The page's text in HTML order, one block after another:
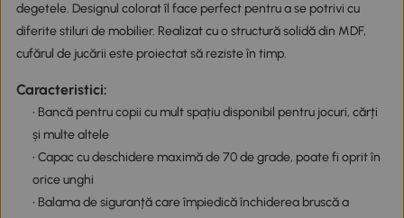
degetele. Designul colorat îl face perfect pentru a se potrivi cu
diferite stiluri de mobilier. Realizat cu o structură solidă din MDF,
cufărul de jucării este proiectat să reziste în timp.
Caracteristici:
• Bancă pentru copii cu mult spațiu disponibil pentru jocuri, cărți
și multe altele
• Capac cu deschidere maximă de 70 de grade, poate fi oprit în
orice unghi
• Balama de siguranță care împiedică închiderea bruscă a